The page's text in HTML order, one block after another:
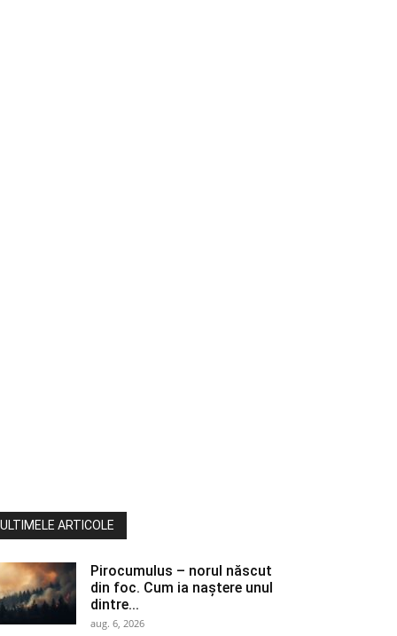
ULTIMELE ARTICOLE
Pirocumulus – norul născut
din foc. Cum ia naștere unul
dintre...
aug. 6, 2026